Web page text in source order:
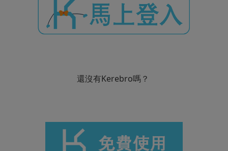
還沒有Kerebro嗎？